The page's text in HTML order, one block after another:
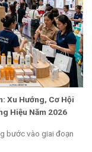
Xu Hướng, Cơ Hội
Hiệu Năm 2026
bước vào giai đoạn